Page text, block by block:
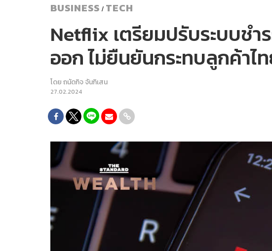
BUSINESS / TECH
Netflix เตรียมปรับระบบชำ
ออก ไม่ยืนยันกระทบลูกค้าไ
โดยถนัดกิจ จันกิเสน
27.02.2024